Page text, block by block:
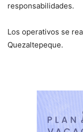
responsabilidades.
Los operativos se
Quezaltepeque.